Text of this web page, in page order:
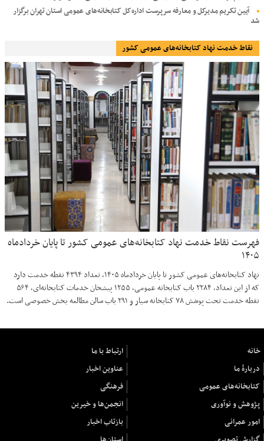
آیین تکریم مدیرکل و معارفه سرپرست اداره‌کل کتابخانه‌های عمومی استان تهران برگزار
شد
نقاط خدمت نهاد کتابخانه‌های عمومی کشور
فهرست نقاط خدمت نهاد کتابخانه‌های عمومی کشور تا پایان خردادماه
۱۴۰۵
نهاد کتابخانه‌های عمومی کشور تا پایان خردادماه ۱۴۰۵، تعداد ۴۳۹۴ نقطه خدمت دارد
که از این تعداد، ۲۲۸۴ باب کتابخانه عمومی، ۱۲۵۵ پیشخان خدمات کتابخانه‌ای، ۵۶۴
نقطه خدمت تحت پوشش ۷۸ کتابخانه سیار و ۲۹۱ باب سالن مطالعه بخش خصوصی است.
خانه
ارتباط با ما
دربارهٔ ما
عناوین اخبار
کتابخانه‌های عمومی
فرهنگی
پژوهش و نوآوری
انجمن‌ها و خیرین
امور عمرانی
بازتاب اخبار